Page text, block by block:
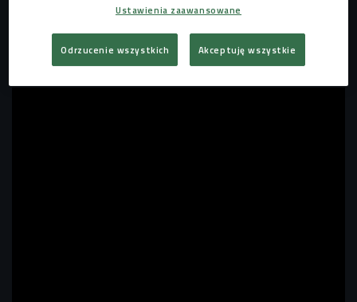
Josepha Shirleyapraca zMosesem Sumneyem
mieszaniu różnych gatunków muzycznych, co miało oddać
niejednoznaczny klimat filmu.
Ustawienia zaawansowane
Odrzucenie wszystkich Akceptuję wszystkie